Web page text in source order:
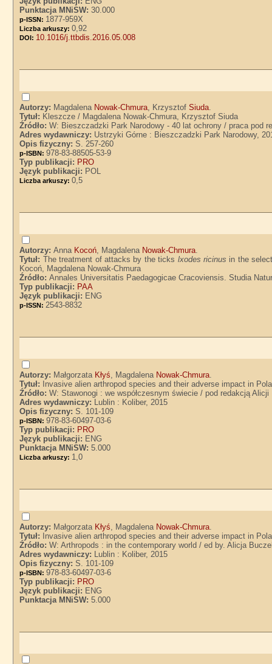
Punktacja MNiSW:30.000
p-ISSN: 1877-959X
Liczba arkuszy:0,92
DOI: 10.1016/j.ttbdis.2016.05.008
Autorzy: Magdalena Nowak-Chmura , KrzysztofSiuda
Tytuł: Kleszcze / Magdalena Nowak-Chmura, Krzysztof Siuda
Źródło:W: Bieszczadzki Park Narodowy - 40 lat ochrony / praca pod
Adres wydawniczy: Ustrzyki Górne : Bieszczadzki Park Narodowy,
Opis fizyczny:S. 257-260
p-ISBN:978-83-88505-53-9
Typ publikacji: PRO
Język publikacji: POL
Liczba arkuszy:0,5
Autorzy:Anna Kocoń , Magdalena Nowak-Chmura
Tytuł: The treatment of attacks by the ticks lxodes ricinus in the
Kocoń, Magdalena Nowak-Chmura
Źródło:Annales Universitatis Paedagogicae Cracoviensis. Studia
Typ publikacji: PAA
Język publikacji: ENG
p-ISSN: 2543-8832
Autorzy: Małgorzata Kłyś , Magdalena Nowak-Chmura
Tytuł:
Invasive alien arthropod species and their adverse impact in
Źródło:W: Stawonogi : we współczesnym świecie / pod redakcją Alicji
Adres wydawniczy:
Lublin : Koliber, 2015
Opis fizyczny:S. 101-109
p-ISBN:978-83-60497-03-6
Typ publikacji: PRO
Język publikacji: ENG
Punktacja MNiSW:5.000
Liczba arkuszy: 1,0
Autorzy: Małgorzata Kłyś , Magdalena Nowak-Chmura
Tytuł:
Invasive alien arthropod species and their adverse impact in
Źródło:W: Arthropods : in the contemporary world / ed by. Alicja
Adres wydawniczy:
Lublin : Koliber, 2015
Opis fizyczny:S. 101-109
p-ISBN:978-83-60497-03-6
Typ publikacji: PRO
Język publikacji: ENG
Punktacja MNiSW:5.000